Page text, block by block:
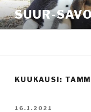
Siirry
sisältöönSUUR-
KUUKAUSI:
JULKAISTU
16.1.2021